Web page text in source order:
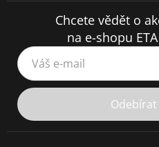
Chcete vědět o
na e-shopu
Váš e-mail